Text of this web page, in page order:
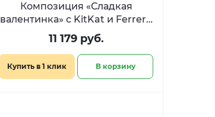
Композиция «Сладкая
валентинка» с KitKat и Ferrero
в форме сердца
11 179 руб.
Купить в 1 клик В корзину